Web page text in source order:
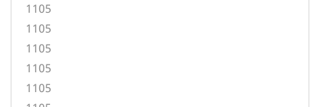
1105
1105
1105
1105
1105